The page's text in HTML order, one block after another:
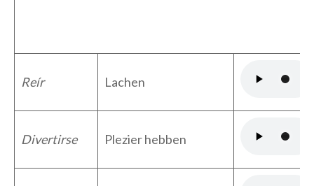
Reír Lachen
Divertirse Plezier hebben